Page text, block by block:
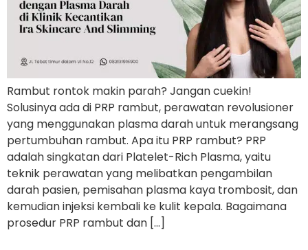
Rambut rontok makin parah? Jangan cuekin!
Solusinya ada di PRP rambut, perawatan revolusioner
yang menggunakan plasma darah untuk merangsang
pertumbuhan rambut. Apa itu PRP rambut? PRP
adalah singkatan dari Platelet-Rich Plasma, yaitu
teknik perawatan yang melibatkan pengambilan
darah pasien, pemisahan plasma kaya trombosit, dan
kemudian injeksi kembali ke kulit kepala. Bagaimana
prosedur PRP rambut dan […]